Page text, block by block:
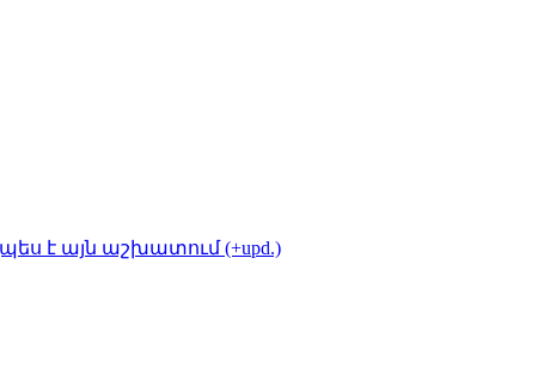
է այն աշխատում (+upd.)